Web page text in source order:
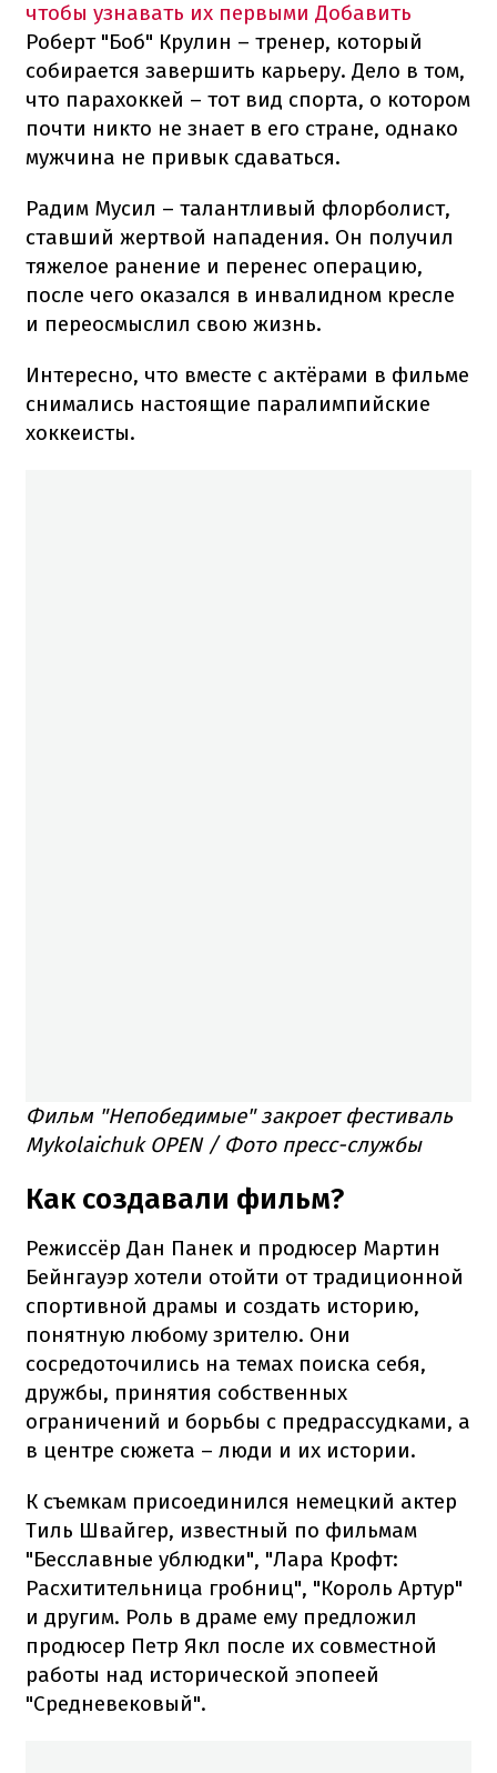
чтобы узнавать их первыми Добавить
Роберт "Боб" Крулин – тренер, который
собирается завершить карьеру. Дело в том,
что парахоккей – тот вид спорта, о котором
почти никто не знает в его стране, однако
мужчина не привык сдаваться.
Радим Мусил – талантливый флорболист,
ставший жертвой нападения. Он получил
тяжелое ранение и перенес операцию,
после чего оказался в инвалидном кресле
и переосмыслил свою жизнь.
Интересно, что вместе с актёрами в фильме
снимались настоящие паралимпийские
хоккеисты.
Фильм "Непобедимые" закроет фестиваль
Mykolaichuk OPEN / Фото пресс-службы
Как создавали фильм?
Режиссёр Дан Панек и продюсер Мартин
Бейнгауэр хотели отойти от традиционной
спортивной драмы и создать историю,
понятную любому зрителю. Они
сосредоточились на темах поиска себя,
дружбы, принятия собственных
ограничений и борьбы с предрассудками, а
в центре сюжета – люди и их истории.
К съемкам присоединился немецкий актер
Тиль Швайгер, известный по фильмам
"Бесславные ублюдки", "Лара Крофт:
Расхитительница гробниц", "Король Артур"
и другим. Роль в драме ему предложил
продюсер Петр Якл после их совместной
работы над исторической эпопеей
"Средневековый".